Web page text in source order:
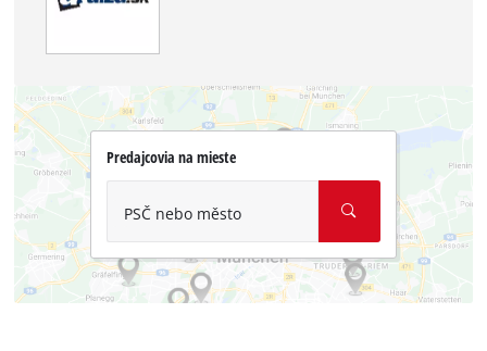
Predajcovia na mieste
PSČ nebo město